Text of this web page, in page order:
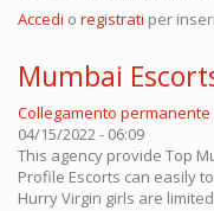
Accedi o registrati per
Mumbai
Collegamento permanente
04/15/2022 - 06:09
This agency provide Top
Profile Escorts can easily
Hurry Virgin girls are